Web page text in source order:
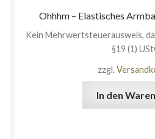
Ohhhm – Elastisches
Kein Mehrwertsteuerausweis,
§19 (1)
zzgl.
In den